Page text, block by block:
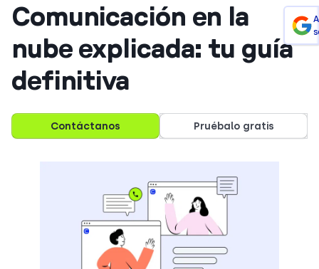
Comunicación en la
nube explicada: tu guía
definitiva
Contáctanos Pruébalo gratis